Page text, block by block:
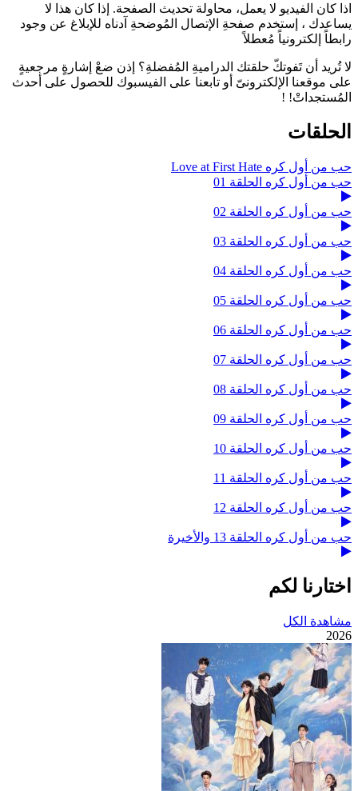
اذا كان الفيديو لا يعمل، محاولة تحديث الصفحة. إذا كان هذا لا
يساعدك ، إستخدم صفحةِ الإتصال المُوضحةِ آدناه للإبلاغ عن وجود
رابطاً إلكترونياً مُعطلاً
لا تُريد أن تَفوتكّ حلقتك الدراميةِ المُفضلةِ؟ إذن ضعْ إشارةٍ مرجعيةٍ
على موقعنا الإلكترونىّ أو تابعنا على الفيسبوك للحصول على أحدث
المُستجداتْ! !
الحلقات
حب من أول كره Love at First Hate
حب من أول كره الحلقة 01
حب من أول كره الحلقة 02
حب من أول كره الحلقة 03
حب من أول كره الحلقة 04
حب من أول كره الحلقة 05
حب من أول كره الحلقة 06
حب من أول كره الحلقة 07
حب من أول كره الحلقة 08
حب من أول كره الحلقة 09
حب من أول كره الحلقة 10
حب من أول كره الحلقة 11
حب من أول كره الحلقة 12
حب من أول كره الحلقة 13 والأخيرة
اختارنا لكم
مشاهدة الكل
2026